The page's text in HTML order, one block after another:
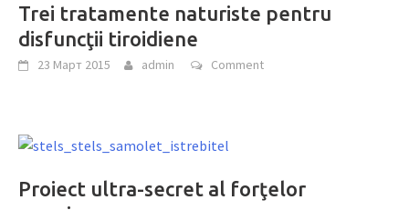
Trei tratamente naturiste pentru
disfuncţii tiroidiene
23 Март 2015 admin Comment
Proiect ultra-secret al forţelor